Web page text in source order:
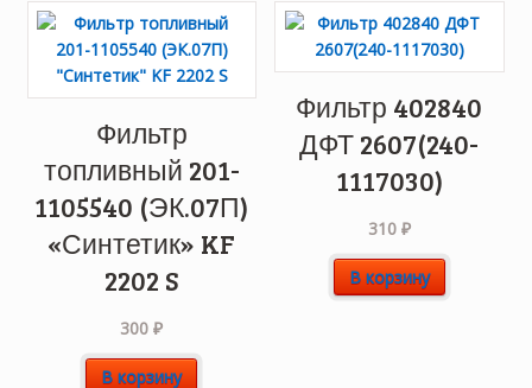
Фильтр
топливный 201-
1105540 (ЭК.07П)
«Синтетик» KF
2202 S
300₽
В корзину
Фильтр 402840
ДФТ 2607(240-
1117030)
310 ₽
В корзину